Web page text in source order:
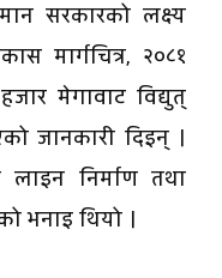
सरकारको लक्ष्य
मार्गचित्र, २०८१
मेगावाट विद्युत्
जानकारी दिइन् ।
लाइन निर्माण तथा
भनाइ थियो ।